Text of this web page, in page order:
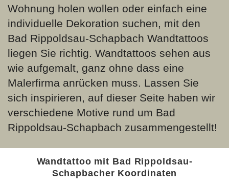
Wohnung holen wollen oder einfach eine
individuelle Dekoration suchen, mit den
Bad Rippoldsau-Schapbach Wandtattoos
liegen Sie richtig. Wandtattoos sehen aus
wie aufgemalt, ganz ohne dass eine
Malerfirma anrücken muss. Lassen Sie
sich inspirieren, auf dieser Seite haben wir
verschiedene Motive rund um Bad
Rippoldsau-Schapbach zusammengestellt!
Wandtattoo mit Bad Rippoldsau-
Schapbacher Koordinaten